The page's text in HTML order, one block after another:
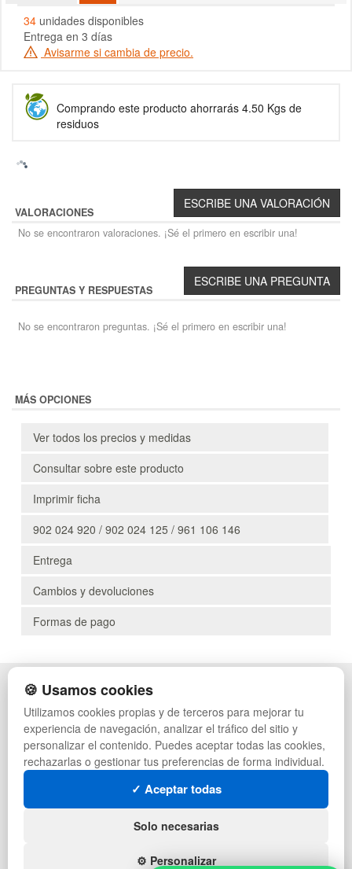
34 unidades disponibles
Entrega en 3 días
Avisarme si cambia de precio.
Comprando este producto ahorrarás 4.50 Kgs de
residuos
VALORACIONES
No se encontraron valoraciones. ¡Sé el primero en escribir una!
PREGUNTAS Y RESPUESTAS
No se encontraron preguntas. ¡Sé el primero en escribir una!
MÁS OPCIONES
Ver todos los precios y medidas
Consultar sobre este producto
Imprimir ficha
902 024 920 / 902 024 125 / 961 106 146
Entrega
Cambios y devoluciones
Formas de pago
POLÍTICA DE PRIVACIDAD
CONDICIONES DE USO
CAMBIOS Y DEVOLUCIONES
CONTACTO
QUIENES SOMOS
MAPA WEB
PREGUNTAS FRECUENTES
PALETS DE PLÁSTICO
MANUTENCIÓN
GESTIÓN DE RESIDUOS
PALETS
CONTENEDORES DE PLÁSTICO
LIQUIDACIÓN Y SOBRANTES
ARTÍCULOS DE NATACIÓN
🍪 Usamos cookies
Utilizamos cookies propias y de terceros para mejorar tu
experiencia de navegación, analizar el tráfico del sitio y
personalizar el contenido. Puedes aceptar todas las cookies,
rechazarlas o gestionar tus preferencias de forma individual.
✓ Aceptar todas
Solo necesarias
⚙️ Personalizar